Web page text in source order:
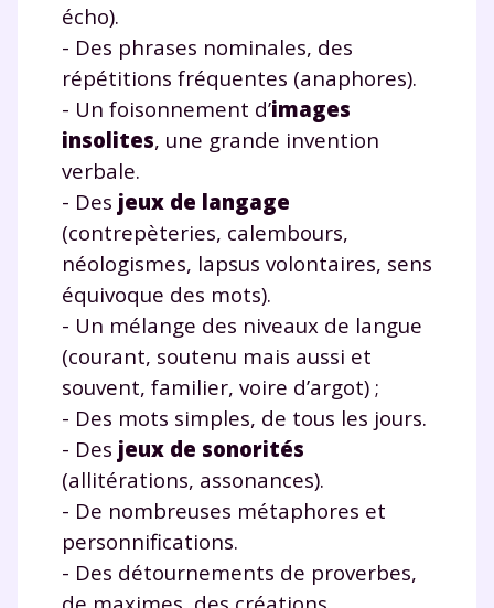
écho).
- Des phrases nominales, des
répétitions fréquentes (anaphores).
- Un foisonnement d’images
insolites, une grande invention
verbale.
- Des jeux de langage
(contrepèteries, calembours,
néologismes, lapsus volontaires, sens
équivoque des mots).
- Un mélange des niveaux de langue
(courant, soutenu mais aussi et
souvent, familier, voire d’argot) ;
- Des mots simples, de tous les jours.
- Des jeux de sonorités
(allitérations, assonances).
- De nombreuses métaphores et
personnifications.
- Des détournements de proverbes,
J’accepte de recevoir les actualités et des
communications de la part de
myMaxicours.
Votre adresse e-mail sera exclusivement utilisée pour
vous envoyer notre newsletter. Vous pourrez vous
désinscrire à tout moment, à travers le lien de
désinscription présent dans chaque newsletter. Pour
en savoir plus sur la gestion de vos données
personnelles et pour exercer vos droits, vous pouvez
consulternotre charte.